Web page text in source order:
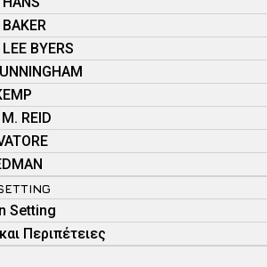
BYERS
REID
Setting
Περιπέτειες